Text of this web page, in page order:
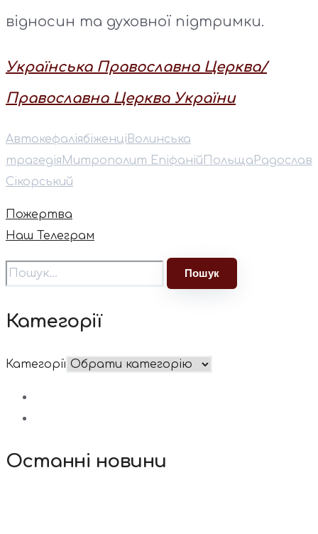
відносин та духовної підтримки.
Українська Православна Церква/
Православна Церква України
Автокефаліябіженці Волинська
трагедія ⁠Митрополит Епіфаній Польща Радослав
Сікорський
Пожертва
Наш Телеграм
Категорії
Категорії
Останні новини